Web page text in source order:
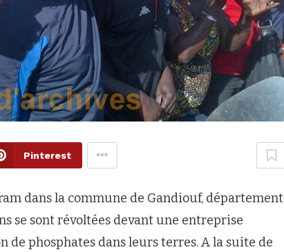
Pinterest
dans la commune de Gandiouf, département
se sont révoltées devant une entreprise
de phosphates dans leurs terres. A la suite de